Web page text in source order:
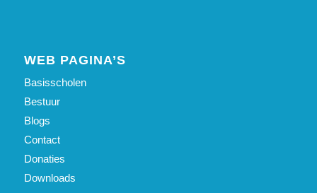
WEB PAGINA’S
Basisscholen
Bestuur
Blogs
Contact
Donaties
Downloads